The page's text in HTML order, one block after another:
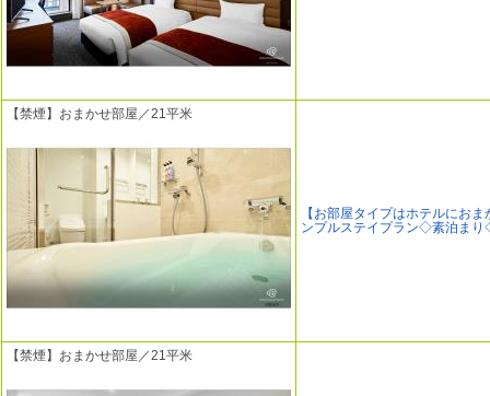
【禁煙】おまかせ部屋／21平米
【お部屋タイプはホテルにおま
ンプルステイプラン◇素泊ま
【禁煙】おまかせ部屋／21平米